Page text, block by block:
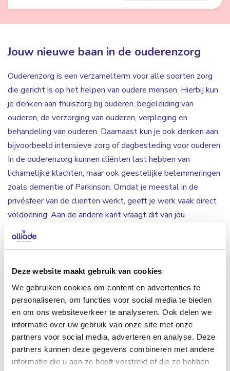
Deze website maakt gebruik van cookies
We gebruiken cookies om content en advertenties te
personaliseren, om functies voor social media te bieden
en om ons websiteverkeer te analyseren. Ook delen we
informatie over uw gebruik van onze site met onze
partners voor social media, adverteren en analyse. Deze
partners kunnen deze gegevens combineren met andere
informatie die u aan ze heeft verstrekt of die ze hebben
Jouw nieuwe baan in de ouderenzorg
Ouderenzorg is een verzamelterm voor alle soorten zorg
die gericht is op het helpen van oudere mensen. Hierbij kun
je denken aan thuiszorg bij ouderen, begeleiding van
ouderen, de verzorging van ouderen, verpleging en
behandeling van ouderen. Daarnaast kun je ook denken aan
bijvoorbeeld intensieve zorg of dagbesteding voor ouderen.
In de ouderenzorg kunnen cliënten last hebben van
lichamelijke klachten, maar ook geestelijke belemmeringen
zoals dementie of Parkinson. Omdat je meestal in de
privésfeer van de cliënten werkt, geeft je werk vaak direct
voldoening. Aan de andere kant vraagt dit van jou
zelfstandigheid, creativiteit en flexibiliteit om in te spelen
op onverwachte situaties. Verder kun jij je inleven in de
anders loopt hanteer je op een goede manier de werkwijze
van Alliade waardoor de dag blijft verlopen zoals men
gewend is. Zo zorg je voor structuur en veiligheid bij de
cliënten. Om de dag tot een succes te maken, is het
samenwerken met je directe collega’s erg belangrijk.
Welk werk kun je doen in de